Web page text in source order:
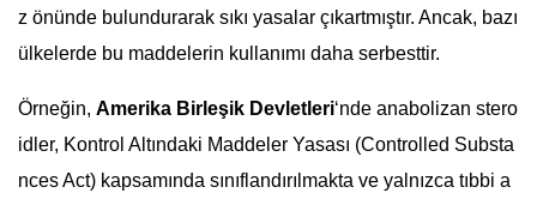
z önünde bulundurarak sıkı yasalar çıkartmıştır. Ancak, bazı
ülkelerde bu maddelerin kullanımı daha serbesttir.
Örneğin, Amerika Birleşik Devletleri‘nde anabolizan stero
idler, Kontrol Altındaki Maddeler Yasası (Controlled Substa
nces Act) kapsamında sınıflandırılmakta ve yalnızca tıbbi a